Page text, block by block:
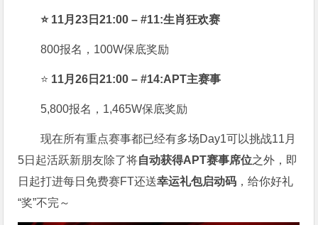
⭐ 11月23日21:00 – #11:生肖狂欢赛
800报名，100W保底奖励
⭐ 11月26日21:00 – #14:APT主赛事
5,800报名，1,465W保底奖励
现在所有重点赛事都已经有多场Day1可以挑战11月
5日起活跃新朋友除了将自动获得APT赛事席位之外，即
日起打进每日免费赛FT还送幸运礼包启动码 ，给你好礼
“奖”不完～